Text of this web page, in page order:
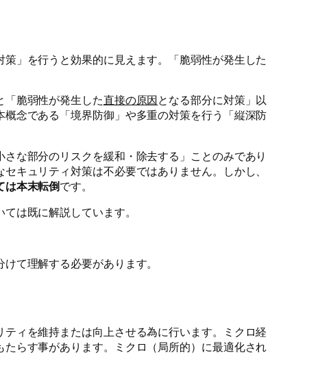
」を行うと効果的に見えます。「脆弱性が発生した
「脆弱性が発生した直接の原因となる部分に対策」以
念である「境界防御」や多重の対策を行う「縦深防
な部分のリスクを緩和・除去する」ことのみであり
キュリティ対策は不必要ではありません。しかし、
は本末転倒です。
は既に解説しています。
て理解する必要があります。
ィを維持または向上させる為に行います。ミクロ経
らす事があります。ミクロ（局所的）に最適化され